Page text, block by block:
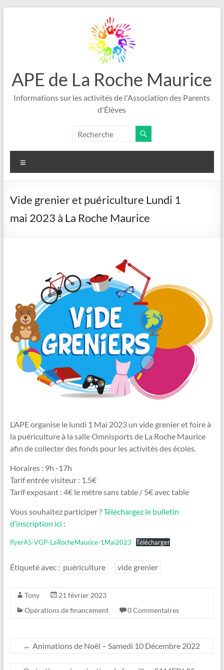
APE de La Roche Maurice
Informations sur les activités de l'Association des Parents
d'Élèves
Vide grenier et puériculture Lundi 1
mai 2023 à La Roche Maurice
L’APE organise le lundi 1 Mai 2023 un vide grenier et foire à
la puériculture à la salle Omnisports de La Roche Maurice
afin de collecter des fonds pour les activités des écoles.
Horaires : 9h -17h
Tarif entrée visiteur : 1.5€
Tarif exposant : 4€ le mètre sans table / 5€ avec table
Vous souhaitez participer ?Téléchargez le bulletin
d’inscription ici :
flyerA5-VGP-LaRocheMaurice-1Mai2023 Télécharger
Étiqueté avec : puériculture vide grenier
Tony
21 février 2023
Opérations de financement
0 Commentaires
← Animations de Noël – Samedi 10 Décembre 2022